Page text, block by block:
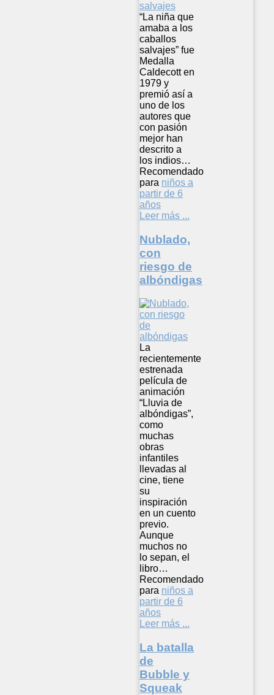
“La niña que
amaba a los
caballos
salvajes” fue
Medalla
Caldecott en
1979 y
premió así a
uno de los
autores que
con pasión
mejor han
descrito a
los indios…
Recomendado
para niños a
partir de 6
años
Leer más ...
Nublado,
con
riesgo de
albóndigas
La
recientemente
estrenada
película de
animación
“Lluvia de
albóndigas”,
como
muchas
obras
infantiles
llevadas al
cine, tiene
su
inspiración
en un cuento
previo.
Aunque
muchos no
lo sepan, el
libro…
Recomendado
para niños a
partir de 6
años
Leer más ...
La batalla
de
Bubble y
Squeak